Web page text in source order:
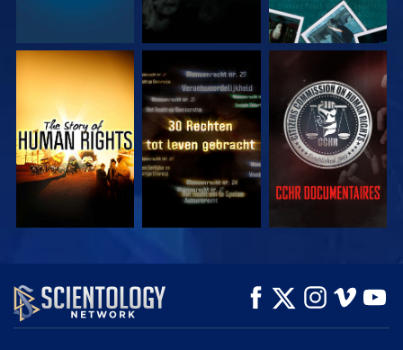
KIJK KIJK KIJK
KIJK VERKEN DE SERIE